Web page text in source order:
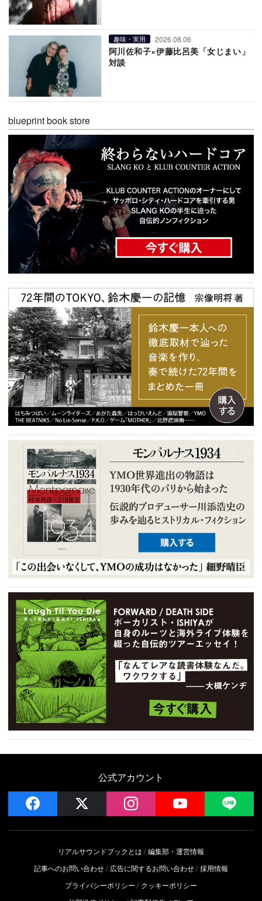
趣味・実用 2026.08.06
阿川佐和子×伊藤比呂美「女じまい」
対談
blueprint book store
公式アカウント
facebook instagram YouTube
リアルサウンドブックとは
編集部・運営情報
記事へのお問い合わせ
広告に関するお問い合わせ 採用情報
プライバシーポリシー
クッキーポリシー